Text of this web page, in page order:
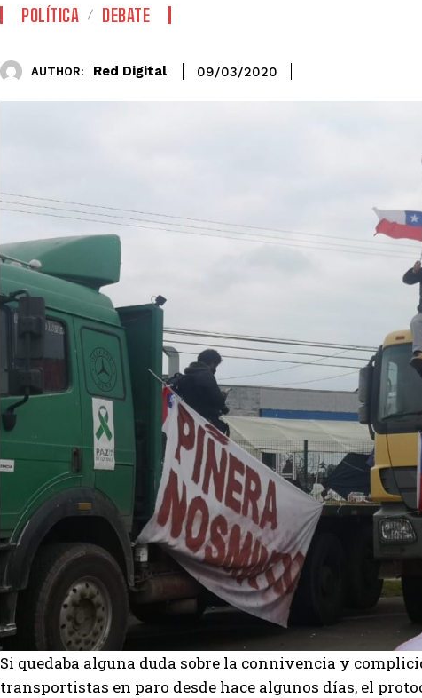
POLÍTICA DEBATE
AUTHOR: Red Digital 09/03/2020
Si quedaba alguna duda sobre la connivencia y
transportistas en paro desde hace algunos días, el